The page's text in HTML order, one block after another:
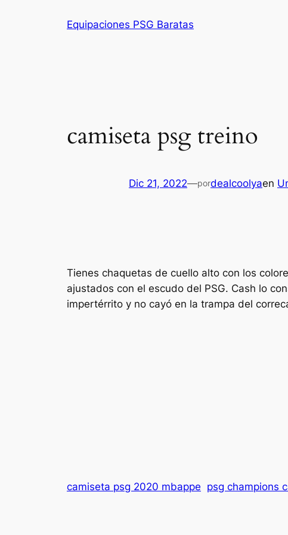
Equipaciones PSG Baratas
camiseta psg treino
Dic 21, 2022—pordealcoolyaen
Tienes chaquetas de cuello alto con los
ajustados con el escudo del PSG. Cash lo
impertérrito y no cayó en la trampa del
camiseta psg 2020 mbappe psg champions